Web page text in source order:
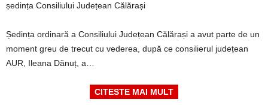
ședința Consiliului Județean Călărași
Ședința ordinară a Consiliului Județean Călărași a avut parte de un
moment greu de trecut cu vederea, după ce consilierul județean
AUR, Ileana Dănuț, a…
CITESTE MAI MULT